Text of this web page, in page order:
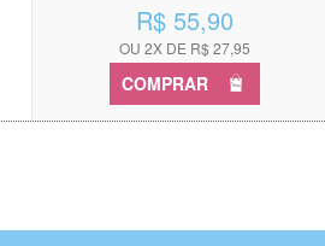
R$ 55,90
OU 2X DE R$ 27,95
COMPRAR